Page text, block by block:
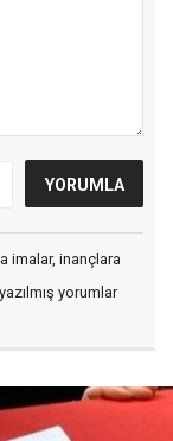
imalar, inançlara
yorumlar